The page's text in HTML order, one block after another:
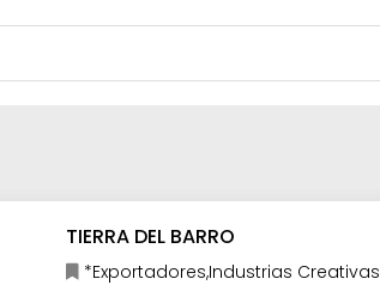
TIERRA DEL BARRO
*Exportadores,Industrias Creativas